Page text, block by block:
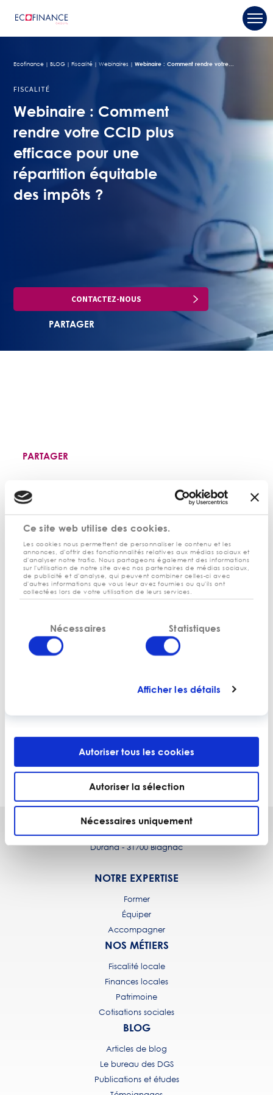
Ce site web utilise des cookies.
Les cookies nous permettent de personnaliser le contenu et les
annonces, d'offrir des fonctionnalités relatives aux médias sociaux et
d'analyser notre trafic. Nous partageons également des informations
sur l'utilisation de notre site avec nos partenaires de médias sociaux,
de publicité et d'analyse, qui peuvent combiner celles-ci avec
d'autres informations que vous leur avez fournies ou qu'ils ont
collectées lors de votre utilisation de leurs services.
consentement
Nécessaires Statistiques
Afficher les détails
Autoriser tous les cookies
Autoriser la sélection
Nécessaires uniquement
CONTACTEZ-NOUS
Ecofinance BLOG Fiscalité Webinaires Webinaire : Comment rendre votre...
FISCALITÉ
Webinaire : Comment
rendre votre CCID plus
efficace pour une
répartition équitable
des impôts ?
PARTAGER
PARTAGER
29.11.16
FISCALITÉ
DGF forfaitaire, premier facteur
d’inégalité entre les communes.
18.12.17
Modifications du volet dépenses
votées par le sénat
Aéropole - Bâtiment 5 - 5, avenue Albert
Durand - 31700 Blagnac
NOTRE EXPERTISE
Former
Équiper
Accompagner
NOS MÉTIERS
Fiscalité locale
Finances locales
Patrimoine
Cotisations sociales
BLOG
Articles de blog
Le bureau des DGS
Publications et études